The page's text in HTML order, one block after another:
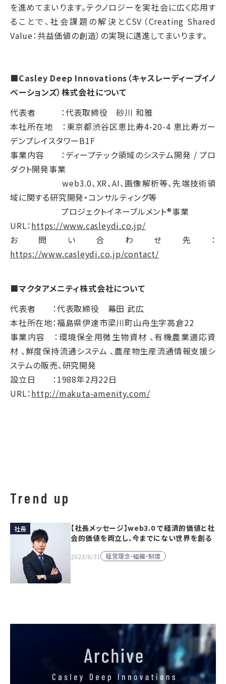
を進めてまいります。テクノロジーを実社会に広く応用す
ることで、社会課題の解決とCSV（Creating Shared
Value：共益価値の創造）の実現に邁進してまいります。
■Casley Deep Innovations（キャスレーディープイノ
ベーションズ）株式会社について
代表者 ：代表取締役 砂川 和雅
本社所在地 ：東京都渋谷区恵比寿4-20-4 恵比寿ガー
デンプレイスタワーB1F
事業内容 ：ディープテック領域のシステム開発 / プロ
ダクト開発事業
web3.0、XR、AI、画像解析等、先端技術領
域に関する研究開発・コンサルティング等
プロジェクトイネーブルメント®事業
URL：https://www.casleydi.co.jp/
お問い合わせ先：
https://www.casleydi.co.jp/contact/
■マクタアメニティ株式会社について
代表者 ：代表取締役 幕田 武広
本社所在地：福島県伊達市梁川町山舟生字高倉22
事業内容 ：環境保全用微生物資材 、有機農業適応資
材 、鮮度保持流通システム 、農産物生産流通情報支援シ
ステムの販売、研究開発
設立日 ：1988年2月22日
URL：http://makuta-amenity.com/
Trend up
社長
【社長メッセージ】web3.0 で経済的価値と社
会的価値を両立し、今までにない世界を創る
2023/8/31 経営理念・組織・制度